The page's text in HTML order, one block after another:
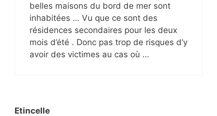
belles maisons du bord de mer sont
inhabitées … Vu que ce sont des
résidences secondaires pour les deux
mois d’été . Donc pas trop de risques d’y
avoir des victimes au cas où …
Etincelle